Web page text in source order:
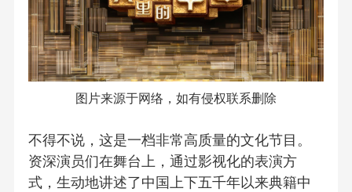
图片来源于网络，如有侵权联系删除
不得不说，这是一档非常高质量的文化节目。
资深演员们在舞台上，通过影视化的表演方
式，生动地讲述了中国上下五千年以来典籍中